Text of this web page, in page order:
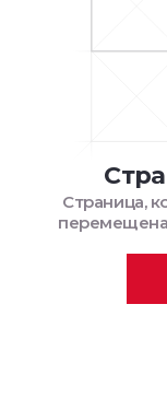
Страница,